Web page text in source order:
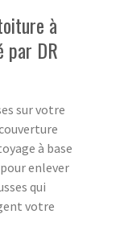
à
par DR
sur votre
à base
enlever
qui
votre